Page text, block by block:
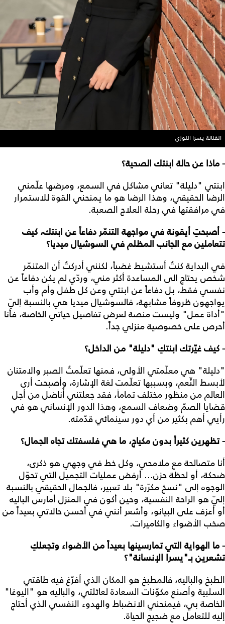
الفنانة يسرا اللوزي
- ماذا عن حالة ابنتك الصحية؟
ابنتي "دليلة" تعاني مشاكل في السمع، ومرضها علّمني
الرضا الحقيقي، وهذا الرضا هو ما يمنحني القوة للاستمرار
في مرافقتها في رحلة العلاج الصعبة.
- أصبحتِ أيقونة في مواجهة التنمّر دفاعاً عن ابنتك، كيف
تتعاملين مع الجانب المظلم في السوشيال ميديا؟
في البداية كنتُ أستشيط غضباً، لكنني أدركتُ أن المتنمّر
شخص يحتاج الى المساعدة أكثر مني، وردّي لم يكن دفاعاً عن
نفسي فقط، بل دفاعاً عن ابنتي وعن كل طفل وأم وأب
يواجهون ظروفاً مشابهة، فالسوشيال ميديا هي بالنسبة إليّ
"أداة عمل" وليست منصة لعرض تفاصيل حياتي الخاصة، فأنا
أحرص على خصوصية منزلي جداً.
- كيف غيّرتك ابنتكِ "دليلة" من الداخل؟
"دليلة" هي معلّمتي الأولى، فمنها تعلّمتُ الصبر والامتنان
لأبسط النِّعم، وبسببها تعلّمت لغة الإشارة، وأصبحت أرى
العالم من منظور مختلف تماماً، فقد جعلتني أُناضل من أجل
قضايا الصمّ وضعاف السمع، وهذا الدور الإنساني هو في
رأيي أهم بكثير من أي دور سينمائي قدّمته.
- تظهرين كثيراً بدون مكياج، ما هي فلسفتك تجاه الجمال؟
أنا متصالحة مع ملامحي، وكل خط في وجهي هو ذكرى،
ضحكة، أو لحظة حزن... أرفض عمليات التجميل التي تحوّل
الوجوه إلى "نسخ مكرّرة" بلا تعبير، فالجمال الحقيقي بالنسبة
إليّ هو الراحة النفسية، وحين أكون في المنزل أمارس الباليه
أو أعزف على البيانو، وأشعر أنني في أحسن حالاتي بعيداً من
صخب الأضواء والكاميرات.
- ما الهواية التي تمارسينها بعيداً من الأضواء وتجعلكِ
تشعرين بـ"يسرا الإنسانة"؟
الطبخ والباليه، فالمطبخ هو المكان الذي أفرّغ فيه طاقتي
السلبية وأصنع مكوّنات السعادة لعائلتي، والباليه هو "اليوغا"
الخاصة بي، فيمنحني الانضباط والهدوء النفسي الذي أحتاج
إليه للتعامل مع ضجيج الحياة.